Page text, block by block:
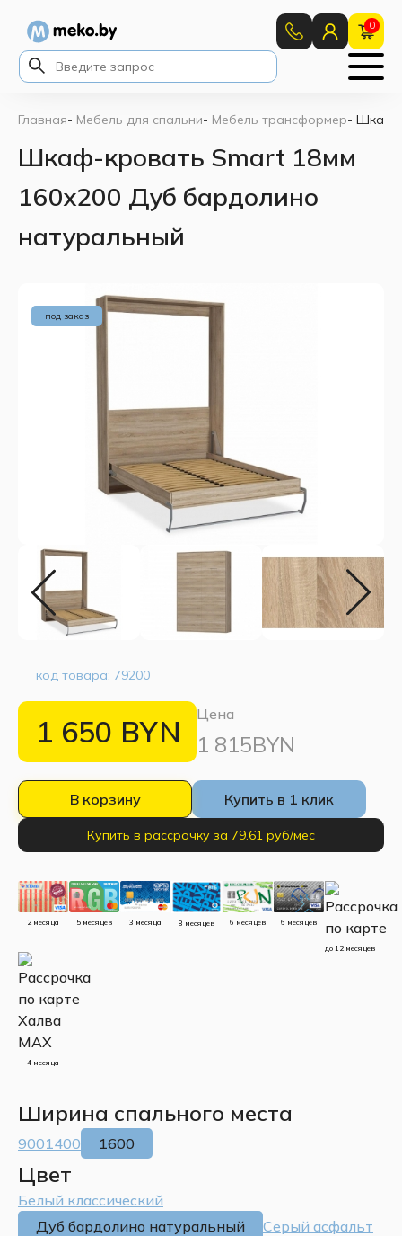
0
Главная- Мебель для спальни- Мебель трансформер- Шкаф-
Шкаф-кровать Smart 18мм
160x200 Дуб бардолино
натуральный
под заказ
код товара: 79200
1 650 BYN Цена
1 815BYN
В корзину Купить в 1 клик
Купить в рассрочку за 79.61 руб/мес
2 месяца 5 месяцев 3 месяца 8 месяцев 6 месяцев 6 месяцев
до 12 месяцев
4 месяца
Ширина спального места
9001400 1600
Цвет
Белый классический
Дуб бардолино натуральный
Серый асфальт